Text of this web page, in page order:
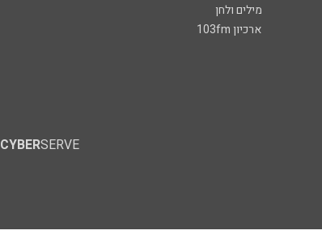
מילים ולחן
ארכיון 103fm
CYBERSERVE